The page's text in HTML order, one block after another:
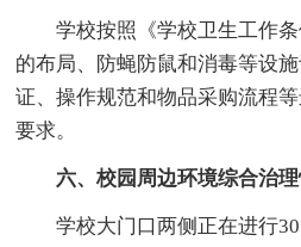
学校按照《学校卫生工作
的布局、防蝇防鼠和消毒等设
证、操作规范和物品采购流程
要求。
六、校园周边环境综合治理
学校大门口两侧正在进行